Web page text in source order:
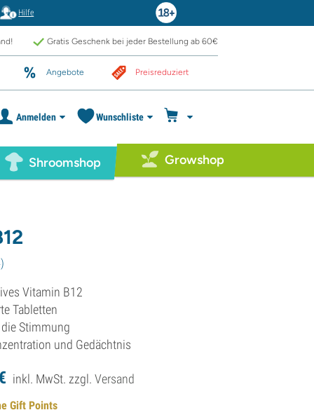
Hilfe
Gratis Geschenk bei jeder Bestellung ab 60€
Angebote Preisreduziert
Anmelden Wunschliste
Shroomshop Growshop
)
Vitamin B12
Tabletten
Stimmung
und Gedächtnis
inkl. MwSt. zzgl.Versand
Gift Points